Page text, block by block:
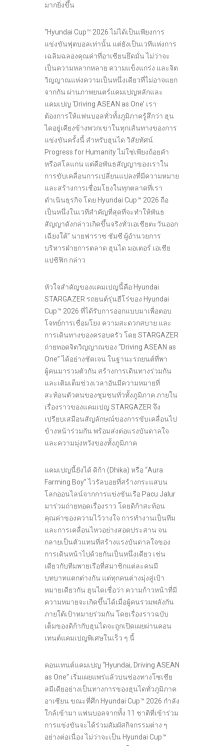
มากยิ่งขึ้น
“Hyundai Cup™ 2026 ไม่ได้เป็นเพียงการ
แข่งขันฟุตบอลเท่านั้น แต่ยังเป็นเวทีแห่งการ
เฉลิมฉลองคุณค่าที่อาเซียนยึดมั่น ไม่ว่าจะ
เป็นความหลากหลาย ความแข็งแกร่ง และจิต
วิญญาณแห่งความเป็นหนึ่งเดียวที่ไม่อาจแยก
จากกัน ผ่านภาพยนตร์แคมเปญหลักและ
แคมเปญ ‘Driving ASEAN as One’ เรา
ต้องการให้แฟนบอลทั่วทั้งภูมิภาครู้สึกว่า ฮุน
ไดอยู่เคียงข้างพวกเขาในทุกเส้นทางของการ
แข่งขันครั้งนี้ สำหรับฮุนได วิสัยทัศน์
Progress for Humanity ไม่ใช่เพียงถ้อยคำ
หรือสโลแกน แต่คือพันธสัญญาของเราใน
การขับเคลื่อนการเปลี่ยนแปลงที่มีความหมาย
และสร้างการเชื่อมโยงในทุกตลาดที่เรา
ดำเนินธุรกิจ โดย Hyundai Cup™ 2026 ถือ
เป็นหนึ่งในเวทีสำคัญที่สุดที่จะทำให้พันธ
สัญญาดังกล่าวเกิดขึ้นจริงทั่วเอเชียตะวันออก
เฉียงใต้” นายฟาราซ ชัมซี ผู้อำนวยการ
บริหารฝ่ายการตลาด ฮุนได มอเตอร์ เอเชีย
แปซิฟิก กล่าว
หัวใจสำคัญของแคมเปญนี้คือ Hyundai
STARGAZER รถยนต์รุ่นฮีโร่ของ Hyundai
Cup™ 2026 ที่ได้รับการออกแบบมาเพื่อตอบ
โจทย์การเชื่อมโยง ความสะดวกสบาย และ
การเดินทางของครอบครัว โดย STARGAZER
ถ่ายทอดจิตวิญญาณของ “Driving ASEAN as
One” ได้อย่างชัดเจน ในฐานะรถยนต์ที่พา
ผู้คนมารวมตัวกัน สร้างการเดินทางร่วมกัน
และเติมเต็มช่วงเวลาอันมีความหมายที่
สะท้อนตัวตนของชุมชนทั่วทั้งภูมิภาค ภายใน
เรื่องราวของแคมเปญ STARGAZER จึง
เปรียบเสมือนสัญลักษณ์ของการขับเคลื่อนไป
ข้างหน้าร่วมกัน พร้อมส่งต่อแรงบันดาลใจ
และความมุ่งหวังของทั้งภูมิภาค
แคมเปญนี้ยังได้ ดิก้า (Dhika) หรือ “Aura
Farming Boy” ไวรัลบอยที่สร้างกระแสบน
โลกออนไลน์จากการแข่งขันเรือ Pacu Jalur
มาร่วมถ่ายทอดเรื่องราว โดยดิก้าสะท้อน
คุณค่าของความไว้วางใจ การทำงานเป็นทีม
และการเคลื่อนไหวอย่างสอดประสาน จน
กลายเป็นตัวแทนที่สร้างแรงบันดาลใจของ
การเดินหน้าไปด้วยกันเป็นหนึ่งเดียว เช่น
เดียวกับทีมพายเรือที่สมาชิกแต่ละคนมี
บทบาทแตกต่างกัน แต่ทุกคนต่างมุ่งสู่เป้า
หมายเดียวกัน ฮุนไดเชื่อว่า ความก้าวหน้าที่มี
ความหมายจะเกิดขึ้นได้เมื่อผู้คนรวมพลังกัน
ภายใต้เป้าหมายร่วมกัน โดยเรื่องราวฉบับ
เต็มของดิก้ากับฮุนไดจะถูกเปิดเผยผ่านคอน
เทนต์แคมเปญพิเศษในเร็ว ๆ นี้
คอนเทนต์แคมเปญ “Hyundai, Driving ASEAN
as One” เริ่มเผยแพร่แล้วบนช่องทางโซเชีย
ลมีเดียอย่างเป็นทางการของฮุนไดทั่วภูมิภาค
อาเซียน ขณะที่ศึก Hyundai Cup™ 2026 กำลัง
ใกล้เข้ามา แฟนบอลจากทั้ง 11 ชาติที่เข้าร่วม
การแข่งขันจะได้ร่วมสัมผัสกิจกรรมต่าง ๆ
อย่างต่อเนื่อง ไม่ว่าจะเป็น Hyundai Cup™